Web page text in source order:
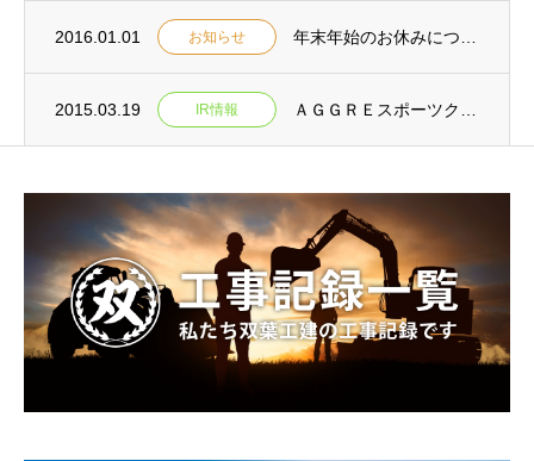
2016.01.01 お知らせ
2015.03.19 IR情報